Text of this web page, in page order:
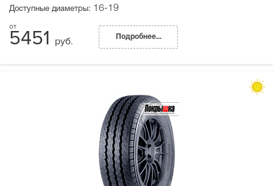
Доступные диаметры: 16-19
5451 руб. Подробнее...